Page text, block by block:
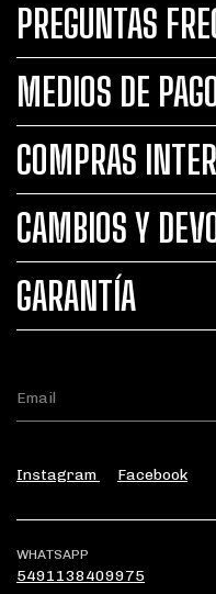
PREGUNTAS
MEDIOS DE
COMPRAS
CAMBIOS Y
GARANTÍA
Instagram Facebook
WHATSAPP
5491138409975